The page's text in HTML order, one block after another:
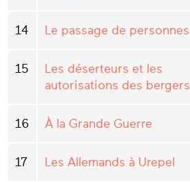
14 Le passage de personnes
15
Les déserteurs et les
autorisations des bergers
16 À la Grande Guerre
17 Les Allemands à Urepel